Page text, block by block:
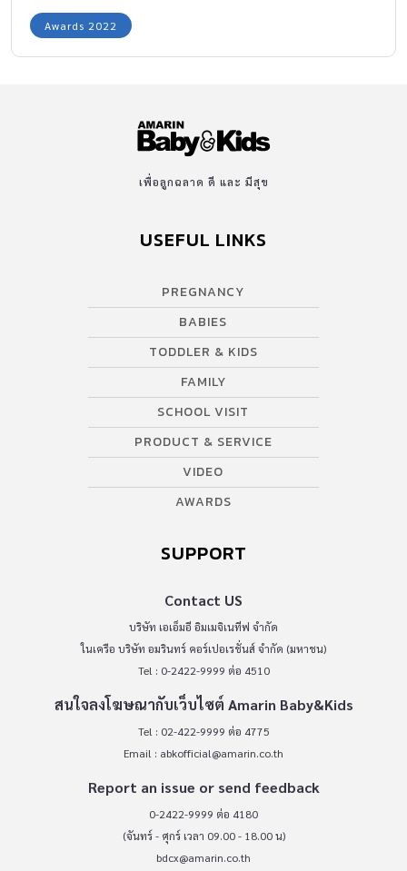
อาหารมากขึ้น ทั้งนี้ ซอสปรุงรสสำหรับเด็ก ถือเป็นอีกหนึ่งไอเทมที่ช่วย
ให้เจ้าตัวเล็กกินอาหารได้อร่อยขึ้น อย่างไรก็ตามการปรุงรสอาหาร
ก่อให้เกิดภาวะลำไส้หรือกระเพาะอักเสบ ไปจนถึงการทำให้ลำไส้ติด
เชื้อได้ การเลือก ซอสปรุงรสสำหรับเด็ก ที่เหมาะสม อย่างที่ทราบกันว่า
เครื่องปรุงรสทั่วไปมักจะมีสารอาหารบางชนิดที่เกินความจำเป็นต่อเด็ก
ทั่วไป เพราะต้องพิจารณาส่วนผสม สารปรุงแต่ง เพื่อป้องกันผลกระทบ
หรือมีโซเดียมมากเกินไป ไม่เจือสี ไม่ใส่วัตถุกันเสีย หรือแต่งกลิ่น
สังเคราะห์ และควรเลือก ซอสปรุงรสที่ใช้วัตถุดิบจากธรรมชาติผสมอยู่
จำพวก ผักและผลไม้ ที่ช่วยเพิ่มแร่ธาตุรวมถึงวิตามินต่าง ๆ เช่น ผัก 5 สี
ในผงปรุงรส ทั้งนี้คุณพ่อคุณแม่ควรตรวจสอบส่วนผสมหลักใน ซอสปรุง
รสสำหรับเด็ก อย่างละเอียดเพื่อป้องกันการแพ้อาหาร ทีมแม่ ABK […]
Awards 2022
เพื่อลูกฉลาด ดี และ มีสุข
USEFUL LINKS
PREGNANCY
BABIES
TODDLER & KIDS
FAMILY
SCHOOL VISIT
PRODUCT & SERVICE
VIDEO
AWARDS
SUPPORT
Contact US
บริษัท เอเอ็มอี อิมเมจิเนทีฟ จำกัด
ในเครือ บริษัท อมรินทร์ คอร์เปอเรชั่นส์ จำกัด (มหาชน)
Tel : 0-2422-9999 ต่อ 4510
สนใจลงโฆษณากับเว็บไซต์ Amarin Baby&Kids
Tel : 02-422-9999 ต่อ 4775
Email : abkofficial@amarin.co.th
Report an issue or send feedback
0-2422-9999 ต่อ 4180
(จันทร์ - ศุกร์ เวลา 09.00 - 18.00 น)
bdcx@amarin.co.th